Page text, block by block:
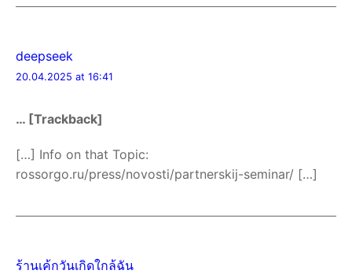
deepseek
20.04.2025 at 16:41
… [Trackback]
[…] Info on that Topic:
rossorgo.ru/press/novosti/partnerskij-seminar/ […]
ร้านเค้กวันเกิดใกล้ฉัน